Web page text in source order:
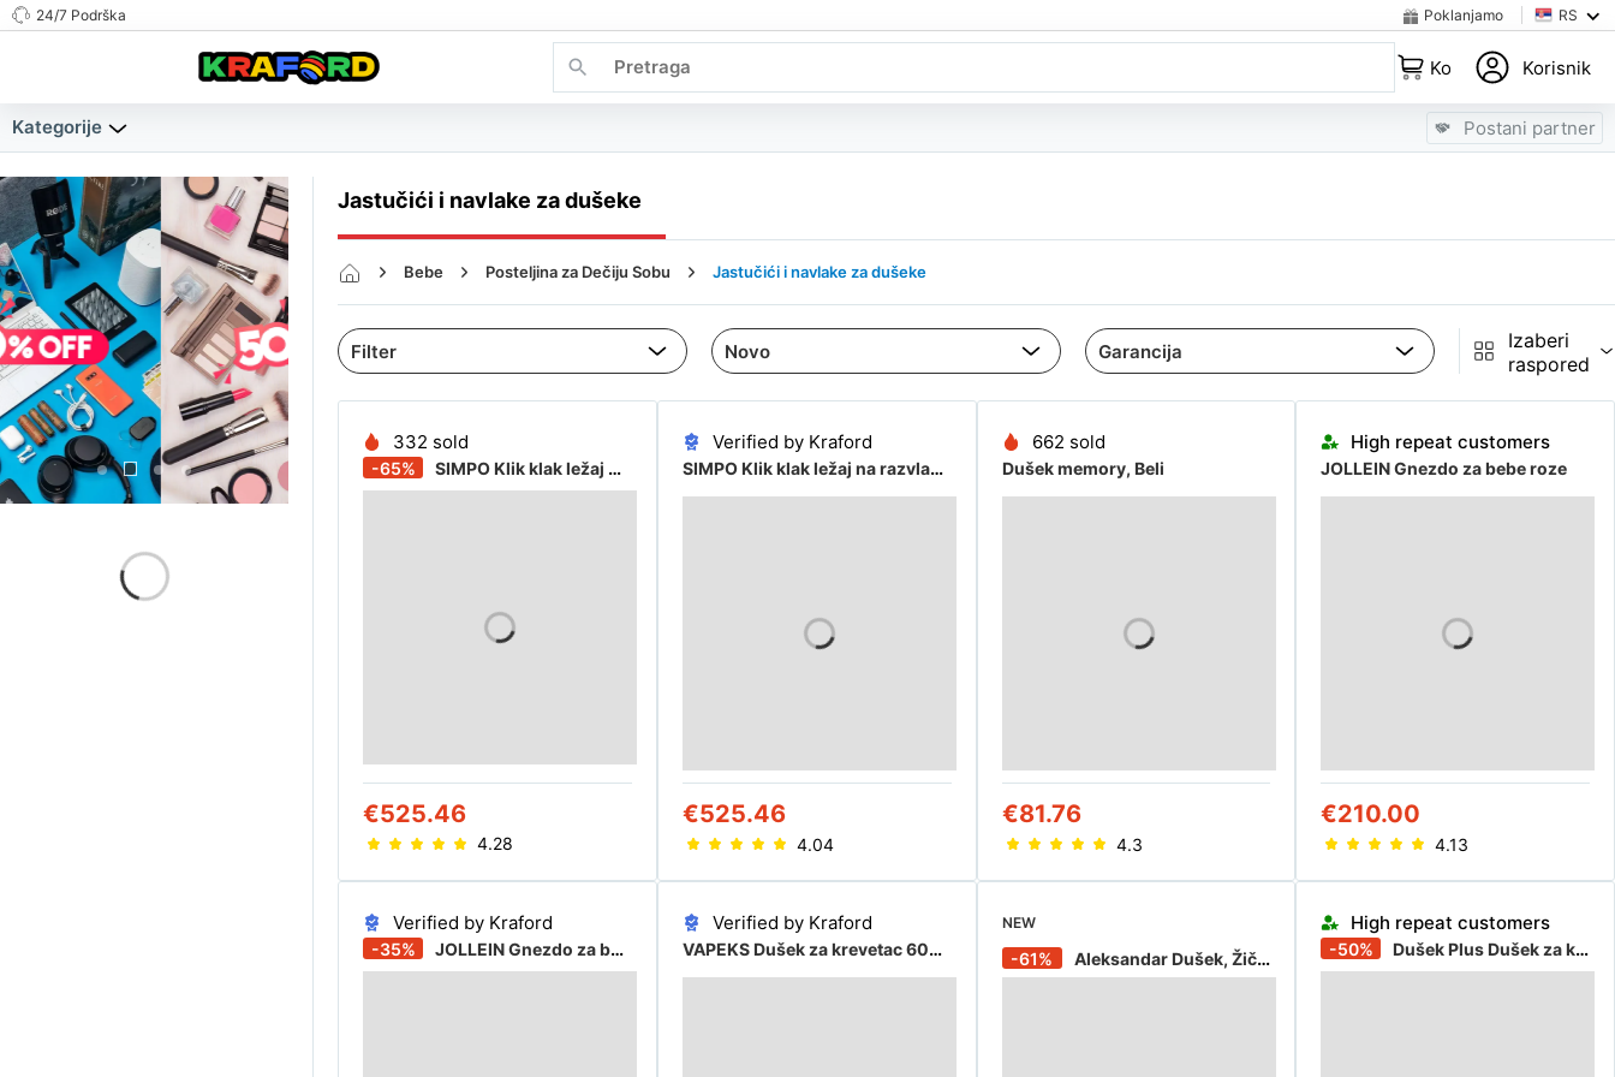
24/7 Podrška Poklanjamo RS
Korpa Korisnik
Kategorije Postani partner
Jastučići i navlake za dušeke
Bebe Posteljina za Dečiju Sobu Jastučići i navlake za dušeke
Izaberi
raspored
332 sold
-65% SIMPO Klik klak ležaj na razvlačenje Nevena, 190x140 cm, Svetlosivi
€525.46
4.28
Verified by Kraford
SIMPO Klik klak ležaj na razvlačenje Nevena, 190x140 cm, Svetlosivi
€525.46
4.04
662 sold
Dušek memory, Beli
€81.76
4.3
Almost sold out
High repeat customers
Almost sold out
JOLLEIN Gnezdo za bebe roze
€210.00
4.13
Verified by Kraford
-35% JOLLEIN Gnezdo za bebe braon
Verified by Kraford
VAPEKS Dušek za krevetac 60x120x15cm beli
NEW
-61% Aleksandar Dušek, Žičano jezgro ekonomik, Beli
Almost sold out
High repeat customers
Almost sold out
-50% Dušek Plus Dušek za krevetac Slim 120x60x13cm, Beli